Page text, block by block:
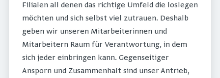
Filialen all denen das richtige Umfeld die loslegen
möchten und sich selbst viel zutrauen. Deshalb
geben wir unseren Mitarbeiterinnen und
Mitarbeitern Raum für Verantwortung, in dem
sich jeder einbringen kann. Gegenseitiger
Ansporn und Zusammenhalt sind unser Antrieb,